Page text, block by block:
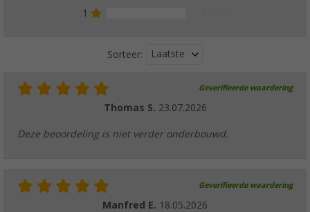
1
Sorteer: Laatste
Geverifieerde waardering
Thomas S. 23.07.2026
Deze beoordeling is niet verder onderbouwd.
Geverifieerde waardering
Manfred E. 18.05.2026